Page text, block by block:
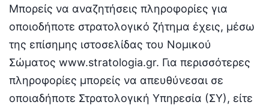
Μπορείς να αναζητήσεις πληροφορίες για
οποιοδήποτε στρατολογικό ζήτημα έχεις, μέσω
της επίσημης ιστοσελίδας του Νομικού
Σώματος www.stratologia.gr. Για περισσότερες
πληροφορίες μπορείς να απευθύνεσαι σε
οποιαδήποτε Στρατολογική Υπηρεσία (ΣΥ), είτε